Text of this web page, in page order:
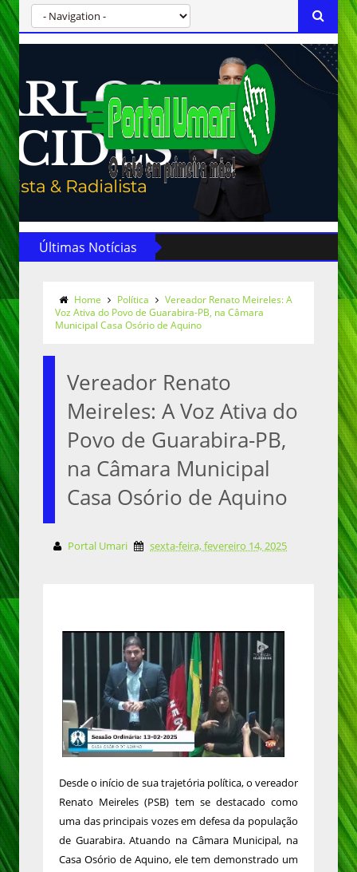
Últimas Notícias
Home Política
Vereador Renato Meireles: A
Voz Ativa do Povo de Guarabira-PB, na Câmara
Municipal Casa Osório de Aquino
Vereador Renato
Meireles: A Voz Ativa do
Povo de Guarabira-PB,
na Câmara Municipal
Casa Osório de Aquino
Portal Umari sexta-feira, fevereiro 14, 2025
Desde o início de sua trajetória política, o vereador
Renato Meireles (PSB) tem se destacado como
uma das principais vozes em defesa da população
de Guarabira. Atuando na Câmara Municipal, na
Casa Osório de Aquino, ele tem demonstrado um